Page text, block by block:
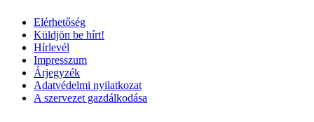
Elérhetőség
Küldjön be hírt!
Hírlevél
Impresszum
Árjegyzék
Adatvédelmi nyilatkozat
A szervezet gazdálkodása